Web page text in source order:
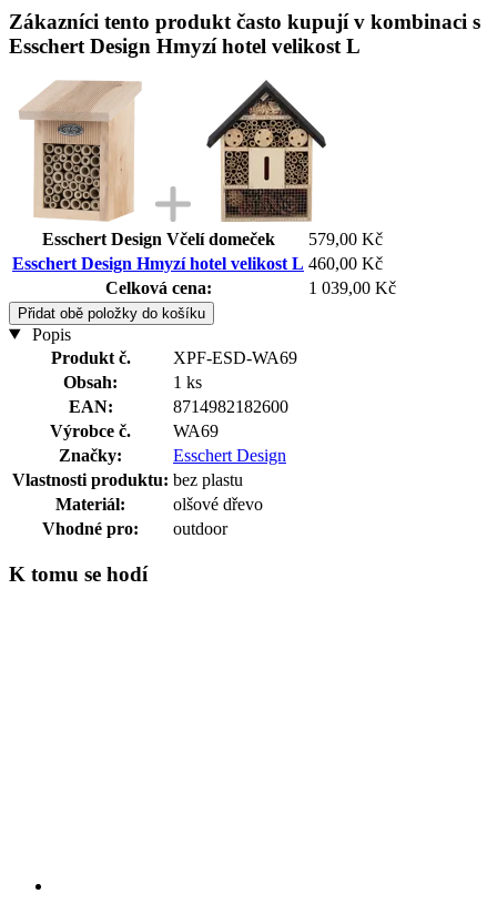
Zákazníci tento produkt často kupují v kombinaci s
Esschert Design Hmyzí hotel velikost L
Esschert Design Včelí domeček
579,00 Kč
Esschert Design Hmyzí hotel velikost L 460,00 Kč
Celková cena:
1 039,00 Kč
Přidat obě položky do košíku
Popis
Produkt č.
XPF-ESD-WA69
Obsah:
1 ks
EAN:
8714982182600
Výrobce č.
WA69
Značky:
Esschert Design
Vlastnosti produktu: bez plastu
Materiál:
olšové dřevo
Vhodné pro:
outdoor
K tomu se hodí